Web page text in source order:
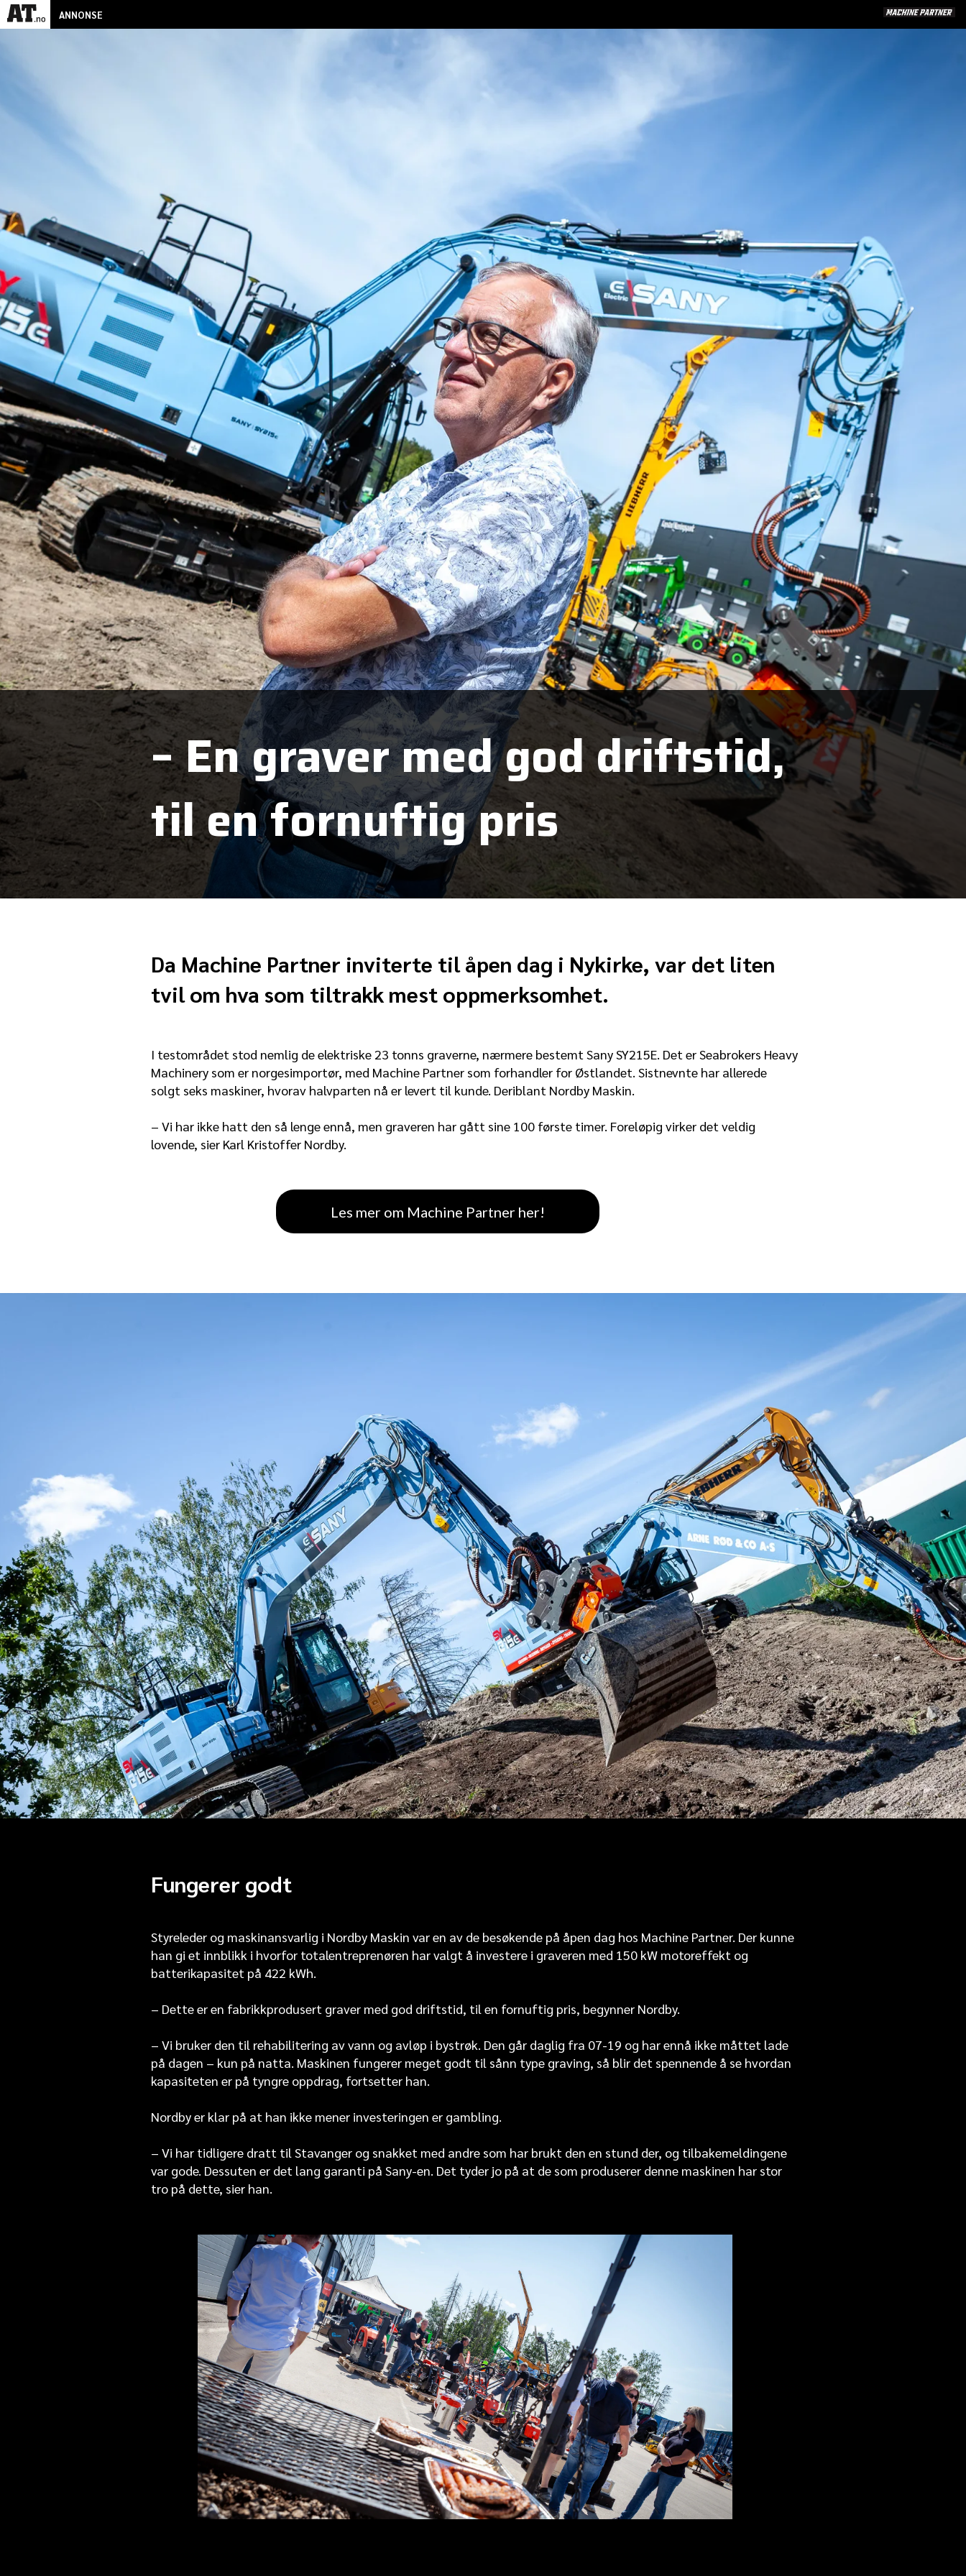
Kundelogo
ANNONSE
– En graver med god driftstid,
til en fornuftig pris
Les mer om Machine Partner her!
I testområdet stod nemlig de elektriske 23 tonns graverne, nærmere bestemt Sany SY215E. Det er Seabrokers Heavy
Machinery som er norgesimportør, med Machine Partner som forhandler for Østlandet. Sistnevnte har allerede
solgt seks maskiner, hvorav halvparten nå er levert til kunde. Deriblant Nordby Maskin.
– Vi har ikke hatt den så lenge ennå, men graveren har gått sine 100 første timer. Foreløpig virker det veldig
lovende, sier Karl Kristoffer Nordby.
Da Machine Partner inviterte til åpen dag i Nykirke, var det liten
tvil om hva som tiltrakk mest oppmerksomhet.
Styreleder og maskinansvarlig i Nordby Maskin var en av de besøkende på åpen dag hos Machine Partner. Der kunne
han gi et innblikk i hvorfor totalentreprenøren har valgt å investere i graveren med 150 kW motoreffekt og
batterikapasitet på 422 kWh.
– Dette er en fabrikkprodusert graver med god driftstid, til en fornuftig pris, begynner Nordby.
– Vi bruker den til rehabilitering av vann og avløp i bystrøk. Den går daglig fra 07-19 og har ennå ikke måttet lade
på dagen – kun på natta. Maskinen fungerer meget godt til sånn type graving, så blir det spennende å se hvordan
kapasiteten er på tyngre oppdrag, fortsetter han.
Nordby er klar på at han ikke mener investeringen er gambling.
– Vi har tidligere dratt til Stavanger og snakket med andre som har brukt den en stund der, og tilbakemeldingene
var gode. Dessuten er det lang garanti på Sany-en. Det tyder jo på at de som produserer denne maskinen har stor
tro på dette, sier han.
Fungerer godt